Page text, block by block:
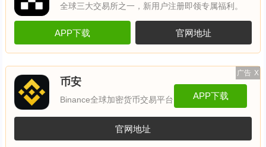
全球三大交易所之一，新用户注册即领专属福利。
APP下载 官网地址
广告 X
币安
Binance全球加密货币交易平台 APP下载
官网地址